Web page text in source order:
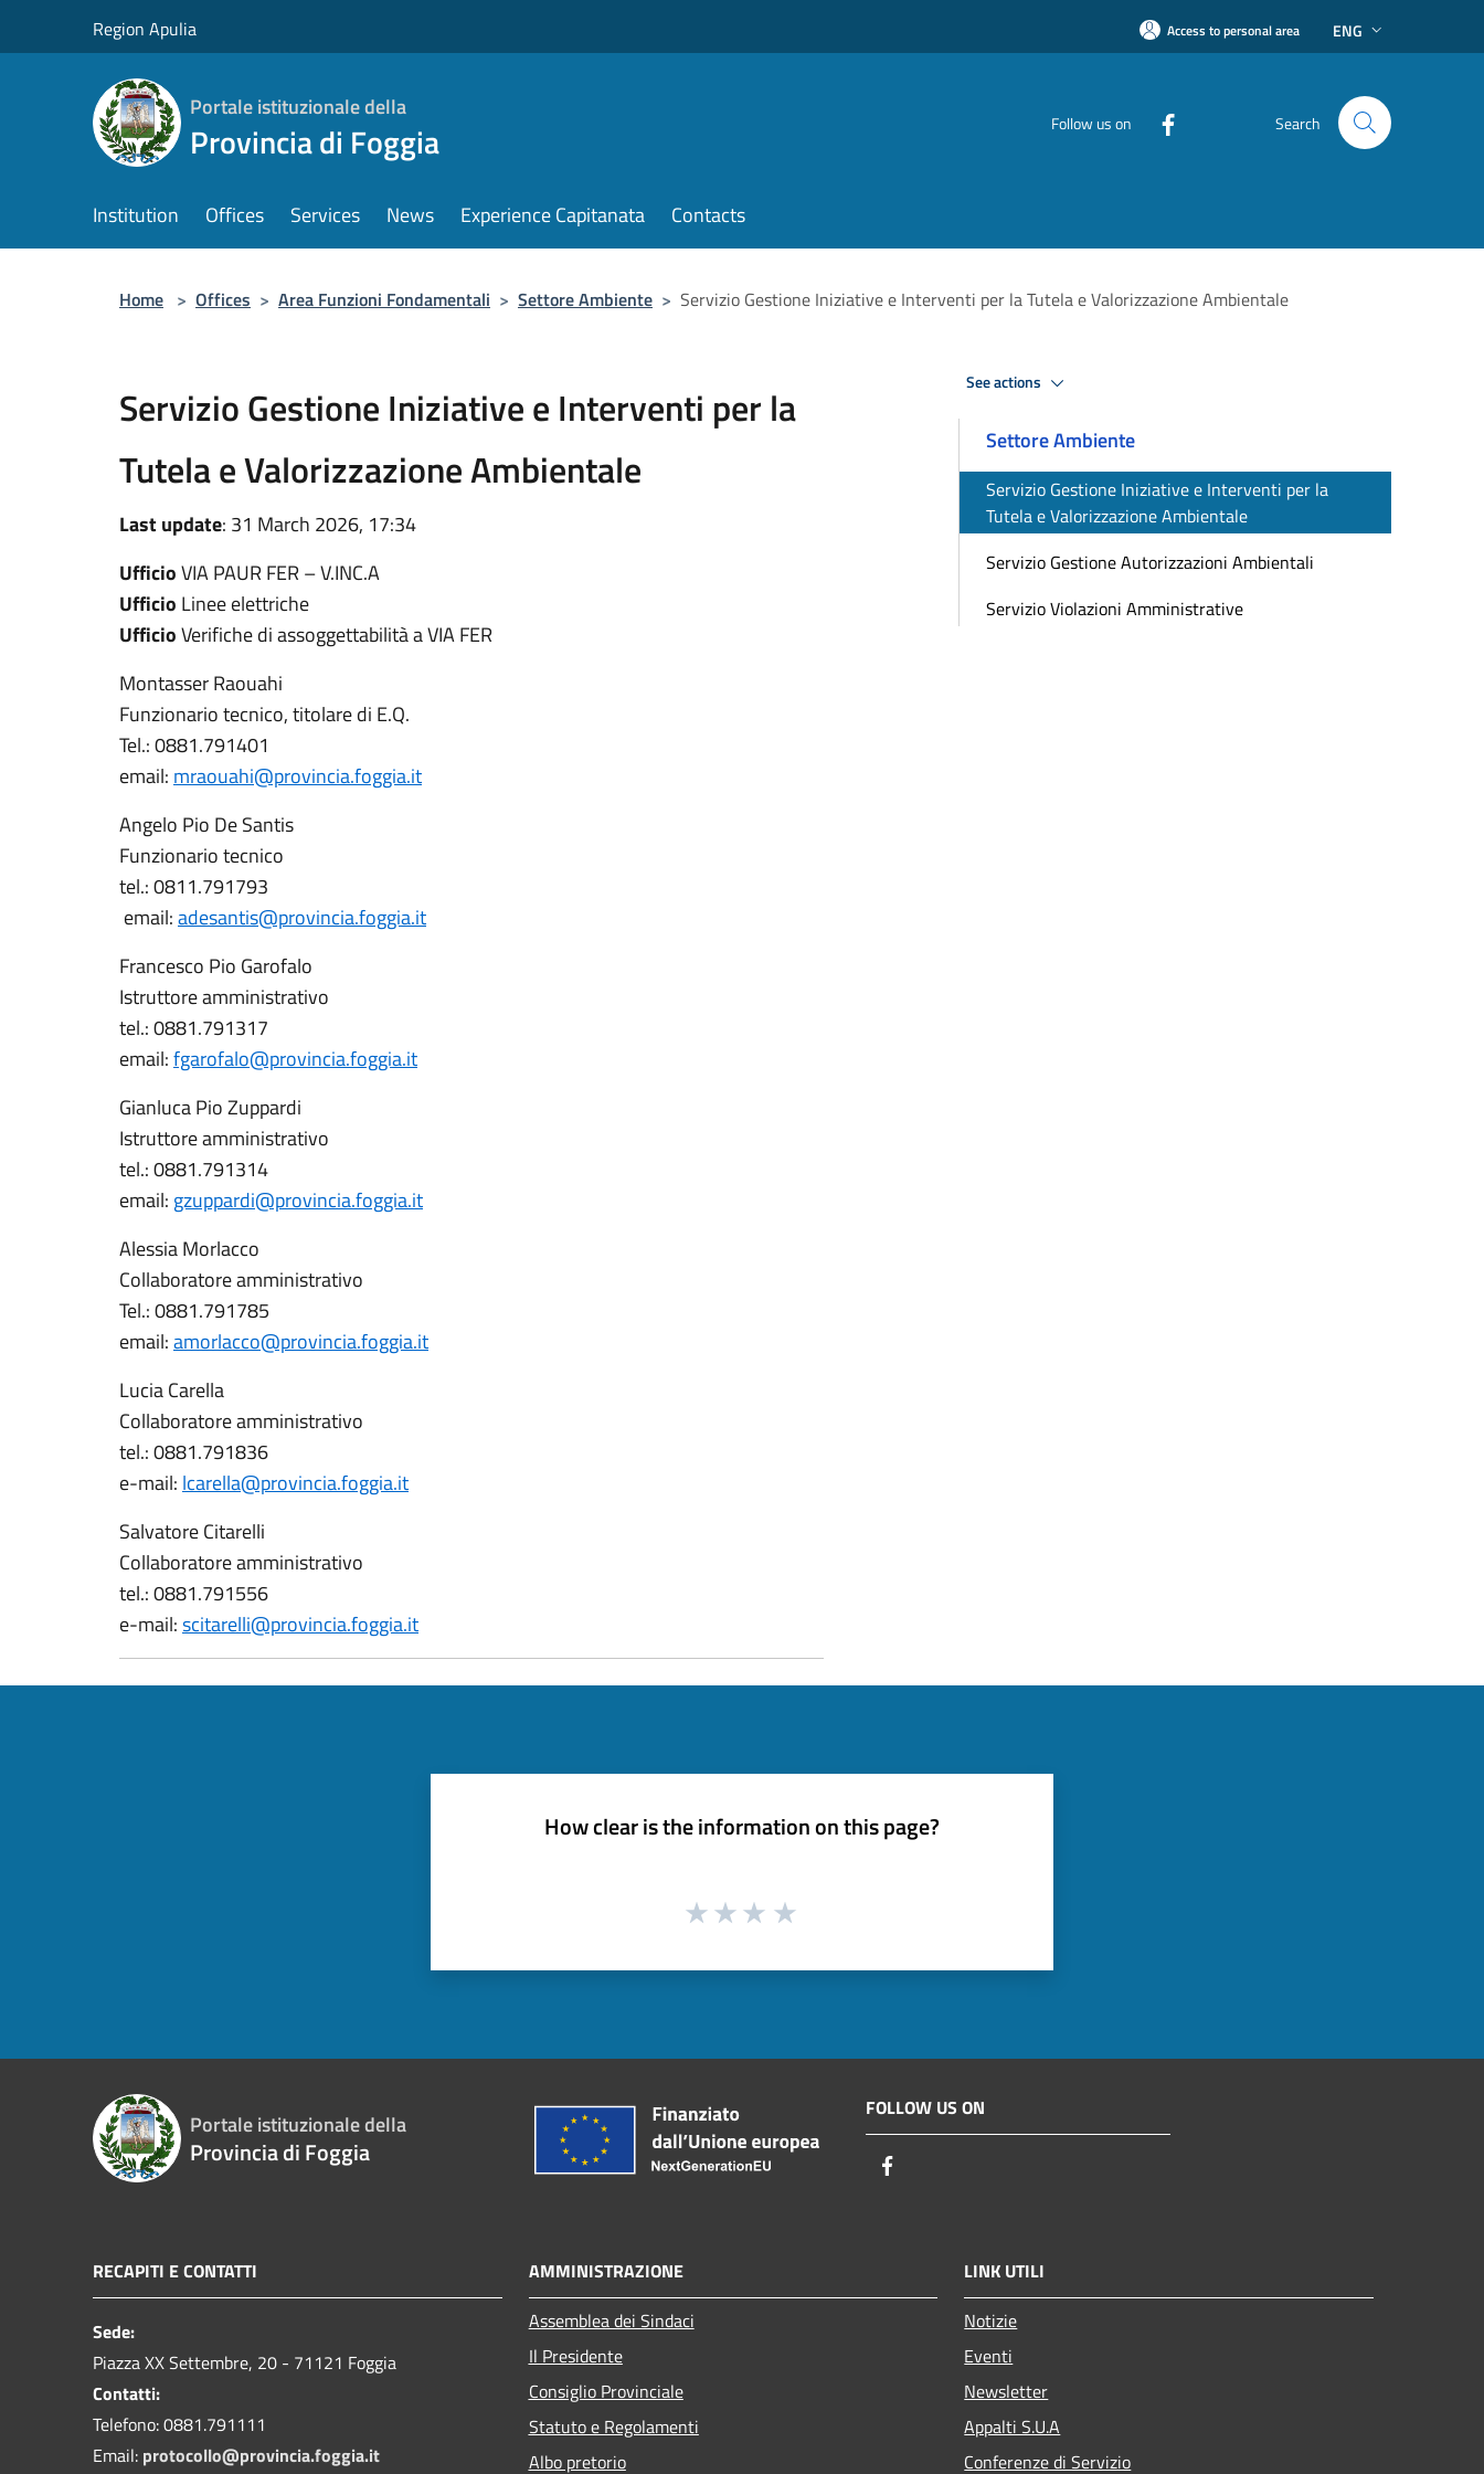
Region Apulia Access to personal area ENG
Portale istituzionale della
Provincia di Foggia Follow us on Search
Institution Offices Services News Experience Capitanata Contacts
Home > Offices > Area Funzioni Fondamentali > Settore Ambiente > Servizio Gestione Iniziative e Interventi per la Tutela e Valorizzazione Ambientale
Servizio Gestione Iniziative e Interventi per la
Tutela e Valorizzazione Ambientale
Last update: 31 March 2026, 17:34
UfficioVIA PAUR FER – V.INC.A
Ufficio Linee elettriche
UfficioVerifiche di assoggettabilità a VIA FER
Montasser Raouahi
Funzionario tecnico, titolare di E.Q.
Tel.: 0881.791401
email: mraouahi@provincia.foggia.it
Angelo Pio De Santis
Funzionario tecnico
tel.: 0811.791793
email:adesantis@provincia.foggia.it
Francesco Pio Garofalo
Istruttore amministrativo
tel.: 0881.791317
email:fgarofalo@provincia.foggia.it
Gianluca Pio Zuppardi
Istruttore amministrativo
tel.: 0881.791314
email: gzuppardi@provincia.foggia.it
Alessia Morlacco
Collaboratore amministrativo
Tel.: 0881.791785
email:amorlacco@provincia.foggia.it
Lucia Carella
Collaboratore amministrativo
tel.: 0881.791836
e-mail: lcarella@provincia.foggia.it
Salvatore Citarelli
Collaboratore amministrativo
tel.: 0881.791556
e-mail:scitarelli@provincia.foggia.it
See actions
Settore Ambiente
Servizio Gestione Iniziative e Interventi per la
Tutela e Valorizzazione Ambientale
Servizio Gestione Autorizzazioni Ambientali
Servizio Violazioni Amministrative
How clear is the information on this page?
Portale istituzionale della
Provincia di Foggia
FOLLOW US ON
RECAPITI E CONTATTI
Sede:
Piazza XX Settembre, 20 - 71121 Foggia
Contatti:
Telefono: 0881.791111
Email: protocollo@provincia.foggia.it
AMMINISTRAZIONE
Assemblea dei Sindaci
Il Presidente
Consiglio Provinciale
Statuto e Regolamenti
Albo pretorio
LINK UTILI
Notizie
Eventi
Newsletter
Appalti S.U.A
Conferenze di Servizio